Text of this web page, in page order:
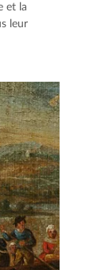
et la
leur